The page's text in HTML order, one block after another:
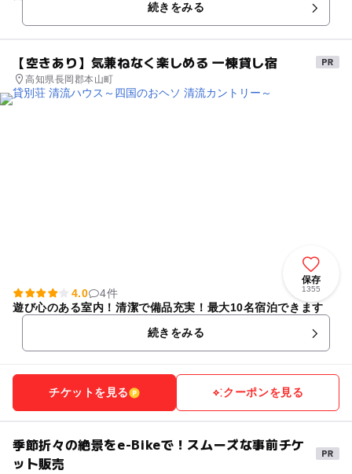
続きをみる
【空きあり】気兼ねなく楽しめる 一棟貸し宿
高知県長岡郡本山町
保存
1355
4.0
4件
遊び心のある室内！清潔で備品充実！最大10名宿泊できます
続きをみる
チケットを見る クーポンを見る
季節折々の絶景をe-Bikeで！スムーズな事前チケ
ット販売